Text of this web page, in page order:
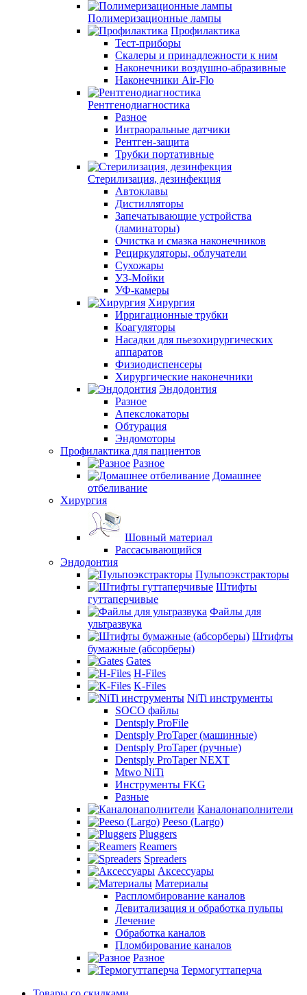
Полимеризационные лампы
Профилактика
Тест-приборы
Скалеры и принадлежности к ним
Наконечники воздушно-абразивные
Наконечники Air-Flo
Рентгенодиагностика
Разное
Интраоральные датчики
Рентген-защита
Трубки портативные
Стерилизация, дезинфекция
Автоклавы
Дистилляторы
Запечатывающие устройства
(ламинаторы)
Очистка и смазка наконечников
Рециркуляторы, облучатели
Сухожары
УЗ-Мойки
УФ-камеры
Хирургия
Ирригационные трубки
Коагуляторы
Насадки для пьезохирургических
аппаратов
Физиодиспенсеры
Хирургические наконечники
Эндодонтия
Разное
Апекслокаторы
Обтурация
Эндомоторы
Профилактика для пациентов
Разное
Домашнее
отбеливание
Хирургия
Шовный материал
Рассасывающийся
Эндодонтия
Пульпоэкстракторы
Штифты
гуттаперчивые
Файлы для
ультразвука
Штифты
бумажные (абсорберы)
Gates
H-Files
K-Files
NiTi инструменты
SOCO файлы
Dentsply ProFile
Dentsply ProTaper (машинные)
Dentsply ProTaper (ручные)
Dentsply ProTaper NEXT
Mtwo NiTi
Инструменты FKG
Разные
Каналонаполнители
Peeso (Largo)
Pluggers
Reamers
Spreaders
Аксессуары
Материалы
Распломбирование каналов
Девитализация и обработка пульпы
Лечение
Обработка каналов
Пломбирование каналов
Разное
Термогуттаперча